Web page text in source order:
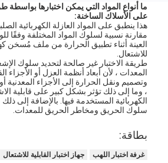
حولنا
جولة في المصنع
مراقبة الجودة
اتصل بنا
أخبار
مدونة
ما أنواع المواد التي يمكن اختبارها بواسطة
على الأسلاك الساخنة:
هذا ينطبق على المواد العازلة الكهربائية
مقارنة نسبية لسلوك المواد المختلفة وفقًا
العينة أثناء تطبيق الحرارة من ملف مُسخن
للاشتعال.
طريقة الاختبار غير صالحة لتحديد سلوك
المعدات ، لأن أبعاد أنظمة العزل أو الأجزاء
وتصميم ونقل الحرارة إلى الأجزاء المعدنية
، وما إلى ذلك تؤثر بشكل كبير على قابلية
الكهربائية المستخدمة فيها. بالإضافة إلى
سلوك الحريق ومخاطر الحريق للمعدات.
بطاقة:
غرفة اختبار اللهب
جهاز اختبار القابلية للاشتعال